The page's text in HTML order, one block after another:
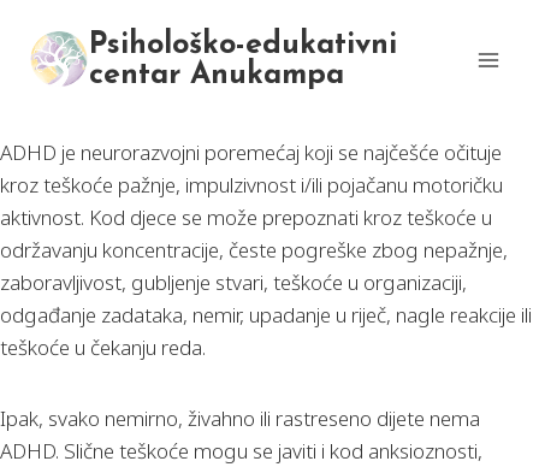
content
Psihološko-edukativni
centar Anukampa
ADHD je neurorazvojni poremećaj koji se najčešće očituje
kroz teškoće pažnje, impulzivnost i/ili pojačanu motoričku
aktivnost. Kod djece se može prepoznati kroz teškoće u
održavanju koncentracije, česte pogreške zbog nepažnje,
zaboravljivost, gubljenje stvari, teškoće u organizaciji,
odgađanje zadataka, nemir, upadanje u riječ, nagle reakcije ili
teškoće u čekanju reda.
Ipak, svako nemirno, živahno ili rastreseno dijete nema
ADHD. Slične teškoće mogu se javiti i kod anksioznosti,